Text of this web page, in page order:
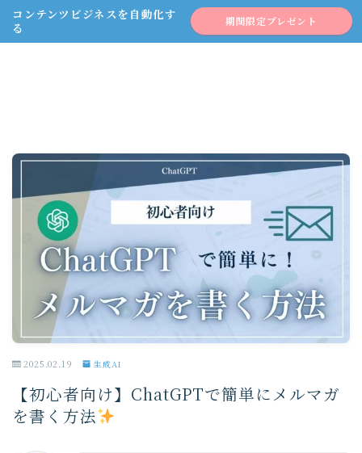
コンテンツビジネスを自動化す
る
期間限定プレゼント
2025.02.19 生成AI
【初心者向け】ChatGPTで簡単にメルマガ
を書く方法